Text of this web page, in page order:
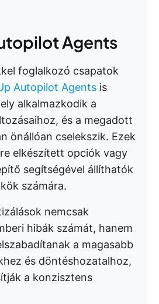
Agents
foglalkozó csapatok
Autopilot Agents is
alkalmazkodik a
és a megadott
önállóan cselekszik. Ezek
elkészített opciók vagy
segítségével állíthatók
számára.
nemcsak
hibák számát, hanem
a magasabb
és döntéshozatalhoz,
a konzisztens